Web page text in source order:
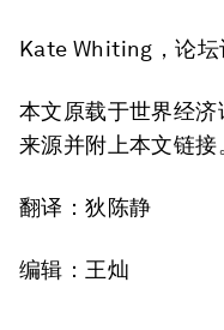
Kate Whiting，论坛
本文原载于世界经济
来源并附上本文链接
翻译：狄陈静
编辑：王灿